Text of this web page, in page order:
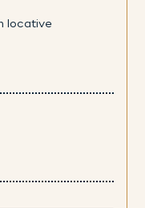
locative